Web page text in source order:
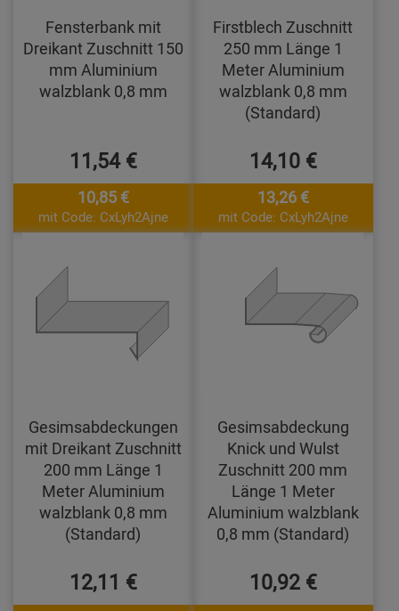
Fensterbank mit
Dreikant Zuschnitt 150
mm Aluminium
walzblank 0,8 mm
11,54 €
10,85 €
mit Code: CxLyh2Ajne
Firstblech Zuschnitt
250 mm Länge 1
Meter Aluminium
walzblank 0,8 mm
(Standard)
14,10 €
13,26 €
mit Code: CxLyh2Ajne
Gesimsabdeckungen
mit Dreikant Zuschnitt
200 mm Länge 1
Meter Aluminium
walzblank 0,8 mm
(Standard)
12,11 €
Gesimsabdeckung
Knick und Wulst
Zuschnitt 200 mm
Länge 1 Meter
Aluminium walzblank
0,8 mm (Standard)
10,92 €